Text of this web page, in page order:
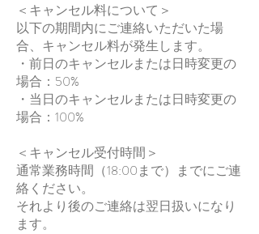
＜キャンセル料について＞
以下の期間内にご連絡いただいた場
合、キャンセル料が発生します。
・前日のキャンセルまたは日時変更の
場合：50%
・当日のキャンセルまたは日時変更の
場合：100%
＜キャンセル受付時間＞
通常業務時間（18:00まで）までにご連
絡ください。
それより後のご連絡は翌日扱いになり
ます。